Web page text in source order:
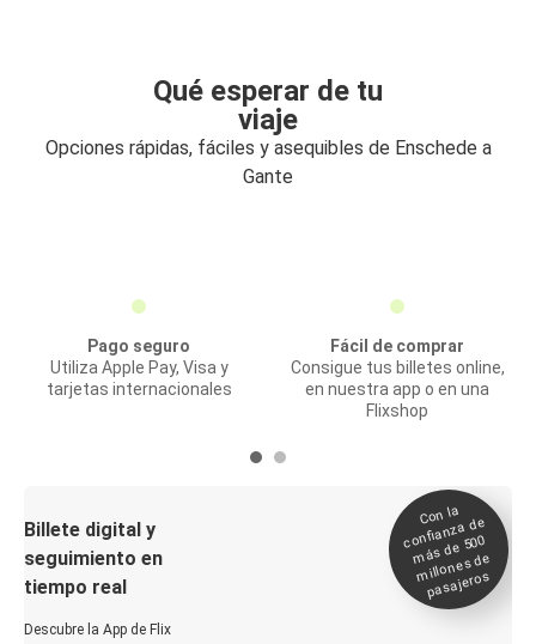
Qué esperar de tu
viaje
Opciones rápidas, fáciles y asequibles de Enschede a
Gante
Pago seguro
Utiliza Apple Pay, Visa y
tarjetas internacionales
Fácil de comprar
Consigue tus billetes online,
en nuestra app o en una
Flixshop
Billete digital y
seguimiento en
tiempo real
Descubre la App de Flix
Con la
confianza de
más de 500
millones de
pasajeros